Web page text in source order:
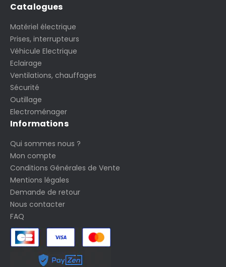
Catalogues
Matériel électrique
Prises, interrupteurs
Véhicule Electrique
Eclairage
Ventilations, chauffages
Sécurité
Outillage
Electroménager
Informations
Qui sommes nous ?
Mon compte
Conditions Générales de Vente
Mentions légales
Demande de retour
Nous contacter
FAQ